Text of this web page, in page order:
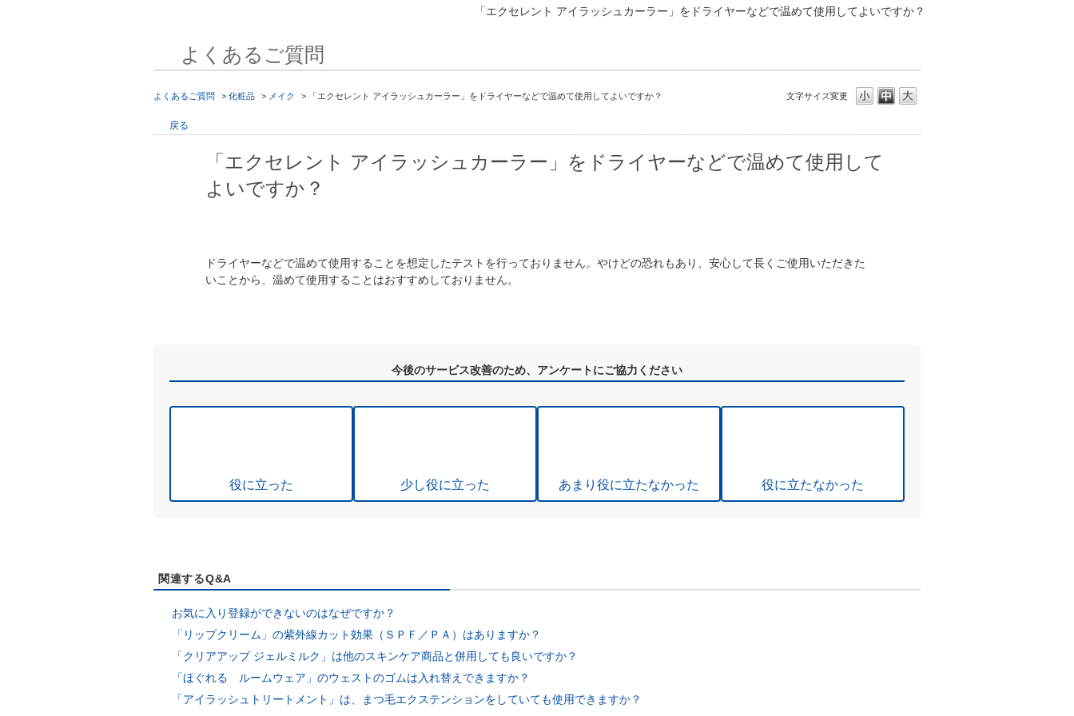
「エクセレント アイラッシュカーラー」をドライヤーなどで温めて使用してよいですか？
よくあるご質問
文字サイズ変更
よくあるご質問 > 化粧品 > メイク > 「エクセレント アイラッシュカーラー」をドライヤーなどで温めて使用してよいですか？
戻る
「エクセレント アイラッシュカーラー」をドライヤーなどで温めて使用して
よいですか？
ドライヤーなどで温めて使用することを想定したテストを行っておりません。やけどの恐れもあり、安心して長くご使用いただきた
いことから、温めて使用することはおすすめしておりません。
今後のサービス改善のため、アンケートにご協力ください
役に立った 少し役に立った あまり役に立たなかった 役に立たなかった
関連するQ&A
お気に入り登録ができないのはなぜですか？
「リップクリーム」の紫外線カット効果（ＳＰＦ／ＰＡ）はありますか？
「クリアアップ ジェルミルク」は他のスキンケア商品と併用しても良いですか？
「ほぐれる ルームウェア」のウェストのゴムは入れ替えできますか？
「アイラッシュトリートメント」は、まつ毛エクステンションをしていても使用できますか？